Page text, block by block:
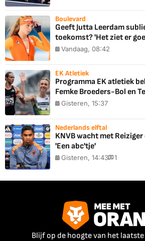
Boulevard
Geeft Jutta Leerdam
toekomst? 'Het ziet er
Vandaag, 08:42
EK Atletiek
Programma EK atletiek
Femke Broeders-Bol en
Gisteren, 15:37
Nederlands elftal
KNVB wacht met
'Een abc'tje'
Gisteren, 14:43 1
Blijf op de hoogte van het